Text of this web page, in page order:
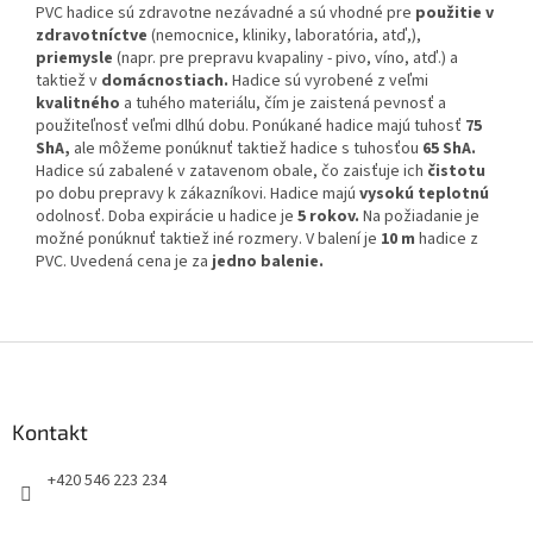
PVC hadice sú zdravotne nezávadné a sú vhodné pre použitie v
zdravotníctve (nemocnice, kliniky, laboratória, atď,),
priemysle (napr. pre prepravu kvapaliny - pivo, víno, atď.) a
taktiež v domácnostiach. Hadice sú vyrobené z veľmi
kvalitného a tuhého materiálu, čím je zaistená pevnosť a
použiteľnosť veľmi dlhú dobu. Ponúkané hadice majú tuhosť 75
ShA, ale môžeme ponúknuť taktiež hadice s tuhosťou 65 ShA.
Hadice sú zabalené v zatavenom obale, čo zaisťuje ich čistotu
po dobu prepravy k zákazníkovi. Hadice majú vysokú teplotnú
odolnosť. Doba expirácie u hadice je 5 rokov. Na požiadanie je
možné ponúknuť taktiež iné rozmery. V balení je 10 m hadice z
PVC. Uvedená cena je zajedno balenie.
Kontakt
+420 546 223 234